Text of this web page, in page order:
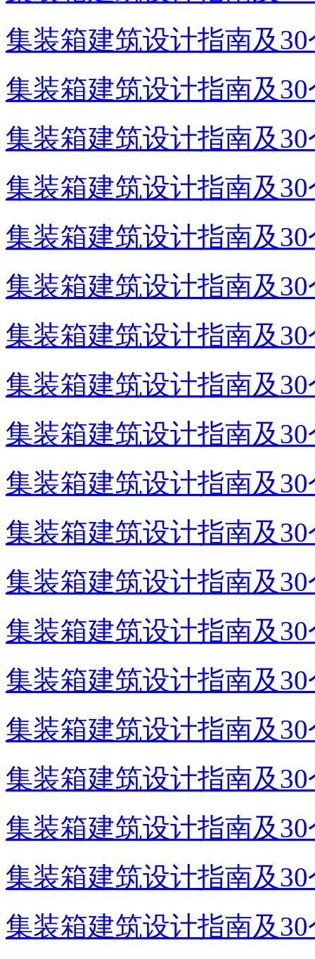
集装箱建筑设计指南及
集装箱建筑设计指南及
集装箱建筑设计指南及
集装箱建筑设计指南及
集装箱建筑设计指南及
集装箱建筑设计指南及
集装箱建筑设计指南及
集装箱建筑设计指南及
集装箱建筑设计指南及
集装箱建筑设计指南及
集装箱建筑设计指南及
集装箱建筑设计指南及
集装箱建筑设计指南及
集装箱建筑设计指南及
集装箱建筑设计指南及
集装箱建筑设计指南及
集装箱建筑设计指南及
集装箱建筑设计指南及
集装箱建筑设计指南及